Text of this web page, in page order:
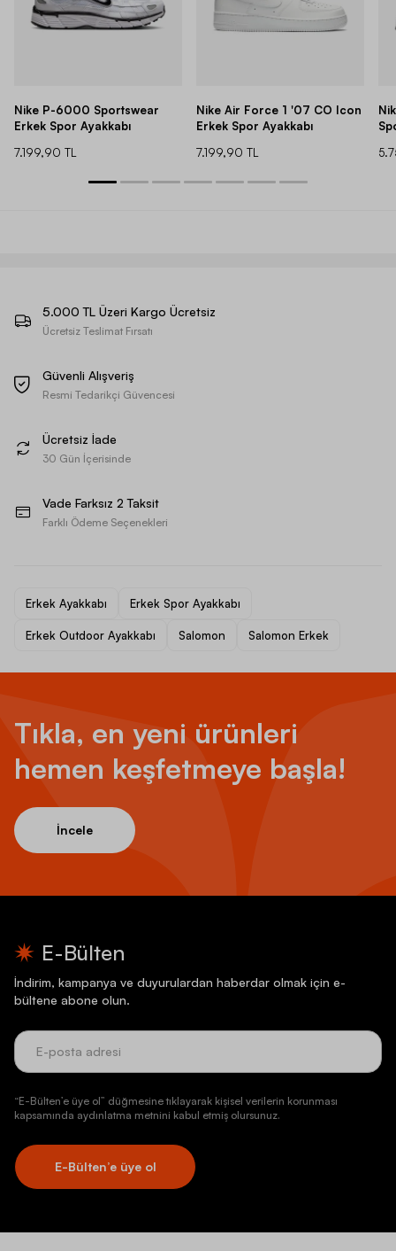
Nike P-6000 Sportswear
Erkek Spor Ayakkabı
7.199,90 TL
Nike Air Force 1 '07 CO Icon
Erkek Spor Ayakkabı
7.199,90 TL
5.000 TL Üzeri Kargo Ücretsiz
Ücretsiz Teslimat Fırsatı
Güvenli Alışveriş
Resmi Tedarikçi Güvencesi
Ücretsiz İade
30 Gün İçerisinde
Vade Farksız 2 Taksit
Farklı Ödeme Seçenekleri
Erkek Ayakkabı Erkek Spor Ayakkabı
Erkek Outdoor Ayakkabı Salomon Salomon Erkek
Tıkla, en yeni ürünleri
hemen keşfetmeye başla!
İncele
E-Bülten
İndirim, kampanya ve duyurulardan haberdar olmak için e-
bültene abone olun.
“E-Bülten’e üye ol” düğmesine tıklayarak kişisel verilerin korunması
kapsamında aydınlatma metnini kabul etmiş olursunuz.
E-Bülten’e üye ol